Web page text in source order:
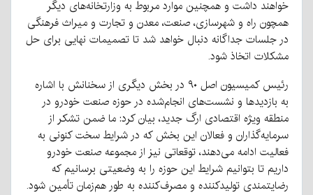
خواهند داشت و همچنین موارد مربوط به وزارتخانه‌های دیگر
همچون راه و شهرسازی، صنعت، معدن و تجارت و میراث فرهنگی
در جلسات جداگانه دنبال خواهد شد تا تصمیمات نهایی برای حل
مشکلات اتخاذ شود.
رئیس کمیسیون اصل ۹۰ در بخش دیگری از سخنانش با اشاره
به بازدیدها و نشست‌های انجام‌شده در حوزه صنعت خودرو در
منطقه ویژه اقتصادی ارگ جدید، بیان کرد: ما ضمن تشکر از
سرمایه‌گذاران و فعالان این بخش که در شرایط سخت کنونی به
فعالیت ادامه می‌دهند، توقعاتی نیز از مجموعه صنعت خودرو
داریم تا بتوانیم شرایط این حوزه را به وضعیتی برسانیم که
رضایتمندی تولیدکننده و مصرف‌کننده به طور هم‌زمان تأمین شود.